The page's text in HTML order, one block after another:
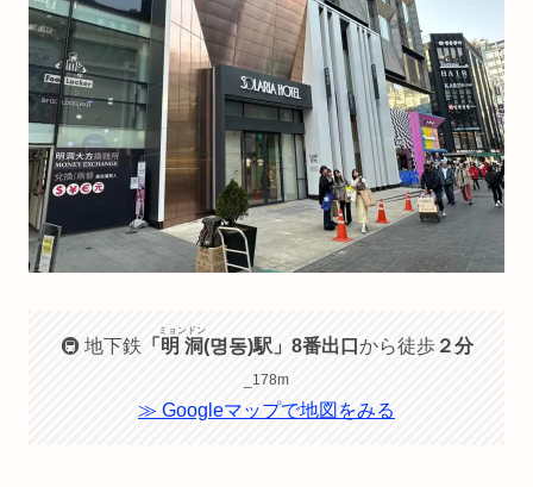
🚇 地下鉄 「 明洞
ミョンドン
(명동)駅」8番出口 から徒歩２分
_178m
≫ Googleマップで地図をみる